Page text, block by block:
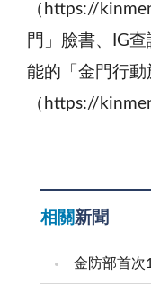
（https://
門」臉書、IG
能的「金門行動
（https://
相關新聞